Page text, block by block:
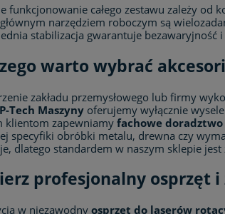
funkcjonowanie całego zestawu zależy od
narzędziem roboczym są
stabilizacja gwarantuje bezawaryjność
warto wybrać
zakładu przemysłowego lub firmy
Tech Maszyny oferujemy wyłącznie
klientom zapewniamyfachowe
specyfiki obróbki metalu, drewna czy
dlatego standardem w naszym sklepie jest
profesjonalny osprzęt
w niezawodny osprzęt do laserów